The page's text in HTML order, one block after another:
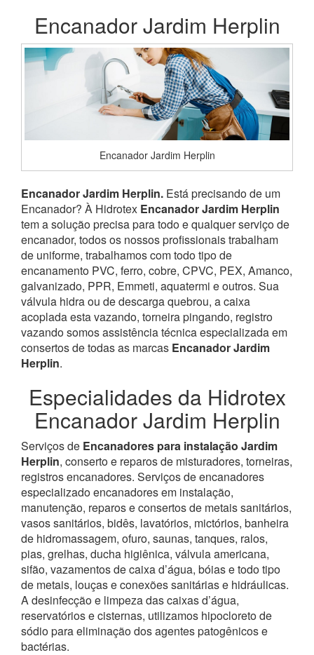
Encanador Jardim Herplin
Encanador Jardim Herplin
Encanador Jardim Herplin. Está precisando de um
Encanador? À Hidrotex Encanador Jardim Herplin
tem a solução precisa para todo e qualquer serviço de
encanador, todos os nossos profissionais trabalham
de uniforme, trabalhamos com todo tipo de
encanamento PVC, ferro, cobre, CPVC, PEX, Amanco,
galvanizado, PPR, Emmeti, aquatermi e outros. Sua
válvula hidra ou de descarga quebrou, a caixa
acoplada esta vazando, torneira pingando, registro
vazando somos assistência técnica especializada em
consertos de todas as marcas Encanador Jardim
Herplin.
Especialidades da Hidrotex
Encanador Jardim Herplin
Serviços de Encanadores para instalação Jardim
Herplin, conserto e reparos de misturadores, torneiras,
registros encanadores. Serviços de encanadores
especializado encanadores em instalação,
manutenção, reparos e consertos de metais sanitários,
vasos sanitários, bidês, lavatórios, mictórios, banheira
de hidromassagem, ofuro, saunas, tanques, ralos,
pias, grelhas, ducha higiênica, válvula americana,
sifão, vazamentos de caixa d’água, bóias e todo tipo
de metais, louças e conexões sanitárias e hidráulicas.
A desinfecção e limpeza das caixas d’água,
reservatórios e cisternas, utilizamos hipocloreto de
sódio para eliminação dos agentes patogênicos e
bactérias.